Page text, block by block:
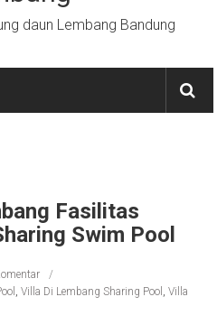
daun Lembang Bandung
Fasilitas
Swim Pool
, Villa Di Lembang Sharing Pool , Villa